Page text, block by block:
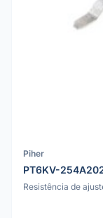
Piher
PT6KV-
Resistência de